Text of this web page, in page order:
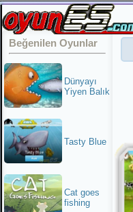
Beğenilen Oyunlar
Dünyayı
Yiyen Balık
Tasty Blue
Cat goes
fishing